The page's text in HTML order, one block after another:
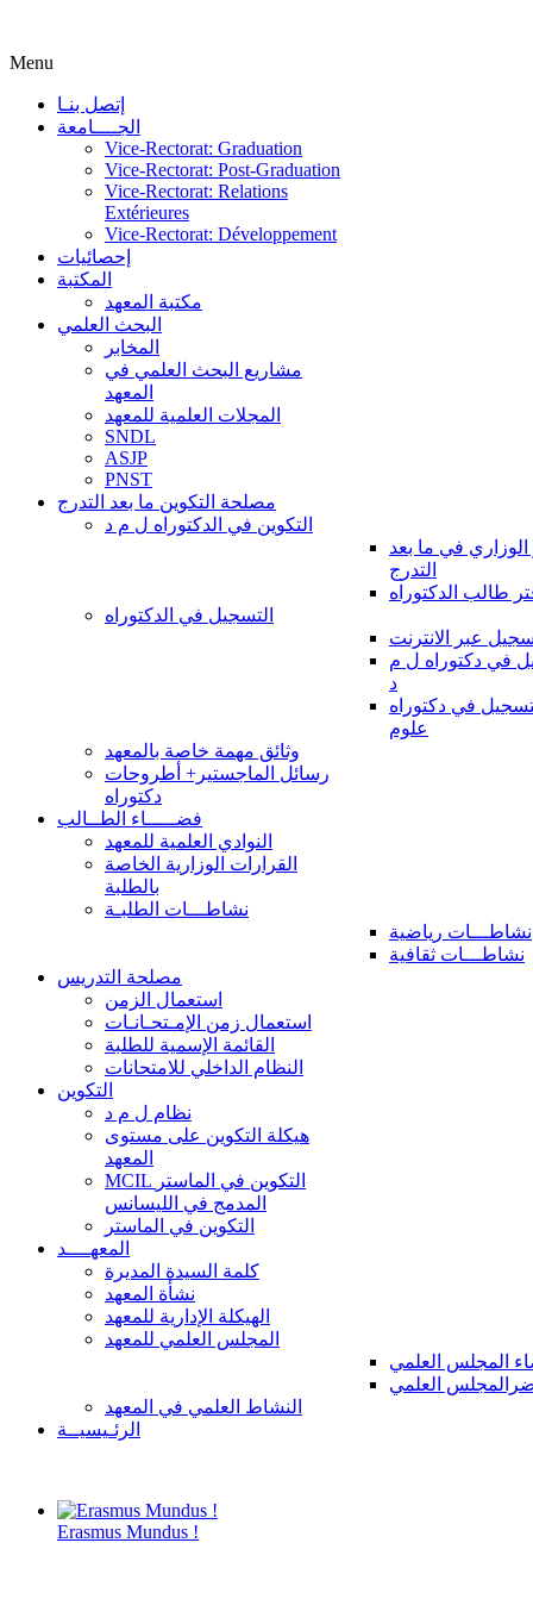
Menu
إتصل بنـا
الجــــامعة
Vice-Rectorat: Graduation
Vice-Rectorat: Post-Graduation
Vice-Rectorat: Relations
Extérieures
Vice-Rectorat: Développement
إحصائيات
المكتبة
مكتبة المعهد
البحث العلمي
المخابر
مشاريع البحث العلمي في
المعهد
المجلات العلمية للمعهد
SNDL
ASJP
PNST
مصلحة التكوين ما بعد التدرج
التكوين في الدكتوراه ل م د
الوزاري في ما بعد
التدرج
طالب الدكتوراه
التسجيل في الدكتوراه
عبر الانترنت
في دكتوراه ل م
د
في دكتوراه
علوم
وثائق مهمة خاصة بالمعهد
رسائل الماجستير+ أطروحات
دكتوراه
فضـــــاء الطــالب
النوادي العلمية للمعهد
القرارات الوزارية الخاصة
بالطلبة
نشاطـــات الطلبـة
نشاطـــات رياضية
نشاطـــات ثقافية
مصلحة التدريس
استعمال الزمن
استعمال زمن الإمـتحـانـات
القائمة الإسمية للطلبة
النظام الداخلي للامتحانات
التكوين
نظام ل م د
هيكلة التكوين على مستوى
المعهد
MCIL التكوين في الماستر
المدمج في الليسانس
التكوين في الماستر
المعهــــد
كلمة السيدة المديرة
نشأة المعهد
الهيكلة الإدارية للمعهد
المجلس العلمي للمعهد
المجلس العلمي
العلمي
النشاط العلمي في المعهد
الرئـيسيــة
Erasmus Mundus !